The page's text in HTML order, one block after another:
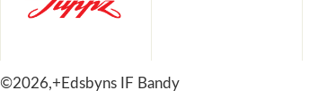
©2026,+Edsbyns IF Bandy